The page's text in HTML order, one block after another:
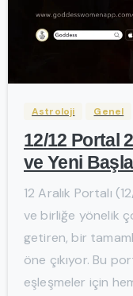
Astroloji Genel
12/12 Portal
ve Yeni
12 Aralık Portalı
ve birliğe yönelik
getiren, bir
öne çıkıyor. Bu
eşleşmeler için